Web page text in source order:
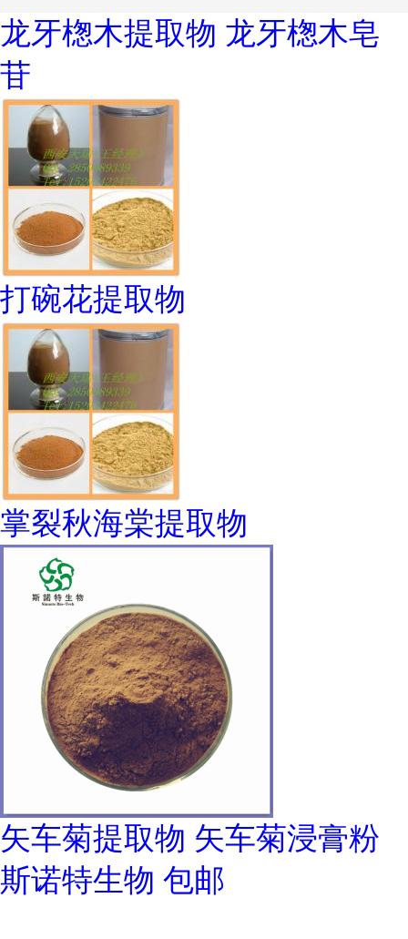
龙牙楤木提取物 龙牙楤木皂
苷
打碗花提取物
掌裂秋海棠提取物
矢车菊提取物 矢车菊浸膏粉
斯诺特生物 包邮